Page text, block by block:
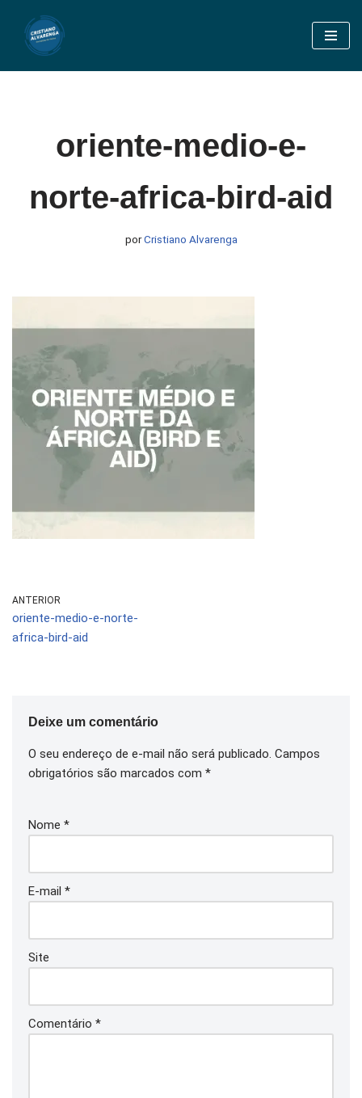
Pular
oriente-medio-e-
norte-africa-bird-aid
porCristiano Alvarenga
ANTERIOR
oriente-medio-e-norte-
africa-bird-aid
Deixe um comentário
O seu endereço de e-mail não será publicado. Campos
obrigatórios são marcados com *
Nome *
E-mail *
Site
Comentário *